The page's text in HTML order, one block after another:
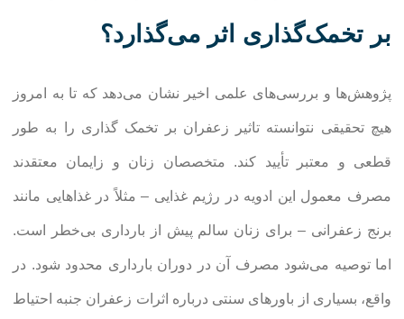
بر تخمک‌گذاری اثر می‌گذارد؟
پژوهش‌ها و بررسی‌های علمی اخیر نشان می‌دهد که تا به امروز
هیچ تحقیقی نتوانسته تاثیر زعفران بر تخمک گذاری را به طور
قطعی و معتبر تأیید کند. متخصصان زنان و زایمان معتقدند
مصرف معمول این ادویه در رژیم غذایی – مثلاً در غذاهایی مانند
برنج زعفرانی – برای زنان سالم پیش از بارداری بی‌خطر است.
اما توصیه می‌شود مصرف آن در دوران بارداری محدود شود. در
واقع، بسیاری از باورهای سنتی درباره اثرات زعفران جنبه احتیاط